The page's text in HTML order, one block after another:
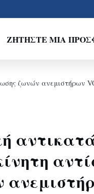
ΖΗΤΉΣΤΕ ΜΙΑ
ζωνών ανεμιστήρων